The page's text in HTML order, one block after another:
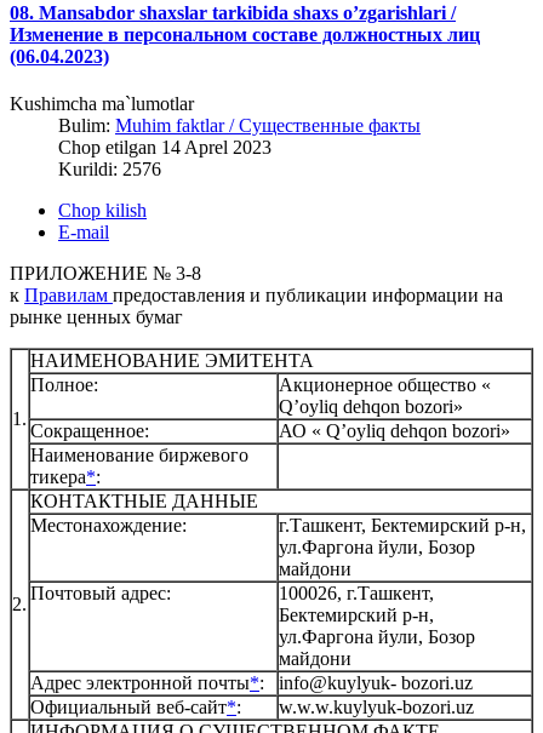
08. Mansabdor shaxslar tarkibida shaxs o’zgarishlari /
Изменение в персональном составе должностных лиц
(06.04.2023)
Kushimcha ma`lumotlar
Bulim: Muhim faktlar / Существенные факты
Chop etilgan 14 Aprel 2023
Kurildi: 2576
Chop kilish
E-mail
ПРИЛОЖЕНИЕ № 3-8
к Правилам предоставления и публикации информации на
рынке ценных бумаг
1.
НАИМЕНОВАНИЕ ЭМИТЕНТА
Полное:
Акционерное общество «
Q’oyliq dehqon bozori»
Сокращенное:
АО « Q’oyliq dehqon bozori»
Наименование биржевого
тикера*:
2.
КОНТАКТНЫЕ ДАННЫЕ
Местонахождение:
г.Ташкент, Бектемирский р-н,
ул.Фаргона йули, Бозор
майдони
Почтовый адрес:
100026, г.Ташкент,
Бектемирский р-н,
ул.Фаргона йули, Бозор
майдони
Адрес электронной почты*:
info@kuylyuk- bozori.uz
Официальный веб-сайт*: w.w.w.kuylyuk-bozori.uz